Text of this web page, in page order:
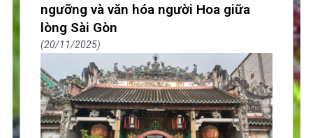
ngưỡng và văn hóa người Hoa giữa
lòng Sài Gòn
20/11/2025